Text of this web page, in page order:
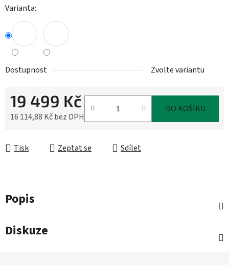
Varianta:
Dostupnost Zvolte variantu
19 499 Kč
16 114,88 Kč bez DPH
DO KOŠÍKU
Tisk Zeptat se Sdílet
Popis
Diskuze